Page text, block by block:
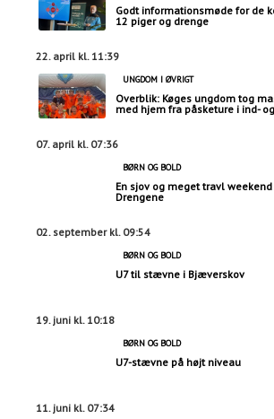
Godt informationsmøde for de
12 piger og drenge
22. april kl. 11:39
UNGDOM I ØVRIGT
Overblik: Køges ungdom tog
med hjem fra påsketure i ind-
07. april kl. 07:36
BØRN OG BOLD
En sjov og meget travl
Drengene
02. september kl. 09:54
BØRN OG BOLD
U7 til stævne i Bjæverskov
19. juni kl. 10:18
BØRN OG BOLD
U7-stævne på højt niveau
11. juni kl. 07:34